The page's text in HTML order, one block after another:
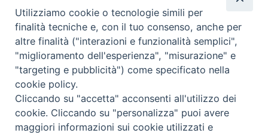
SEGUICI SU
Contatti
Sede Curia
70014 CONVERSANO (BA) – Via San Benedetto, 1
E-mail: curia@conversano.chiesacattolica.it
Utilizziamo cookie o tecnologie simili per
finalità tecniche e, con il tuo consenso, anche per
altre finalità ("interazioni e funzionalità semplici",
"miglioramento dell'esperienza", "misurazione" e
"targeting e pubblicità") come specificato nella
cookie policy.
Cliccando su "accetta" acconsenti all'utilizzo dei
cookie. Cliccando su "personalizza" puoi avere
maggiori informazioni sui cookie utilizzati e